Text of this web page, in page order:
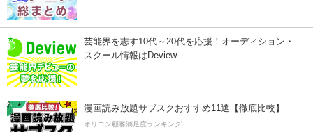
芸能界を志す10代～20代を応援！オーディション・
スクール情報はDeview
漫画読み放題サブスクおすすめ11選【徹底比較】
オリコン顧客満足度ランキング